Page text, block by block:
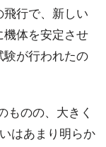
行で、新しい
機体を安定させ
験が行われたの
ものの、大きく
はあまり明らか